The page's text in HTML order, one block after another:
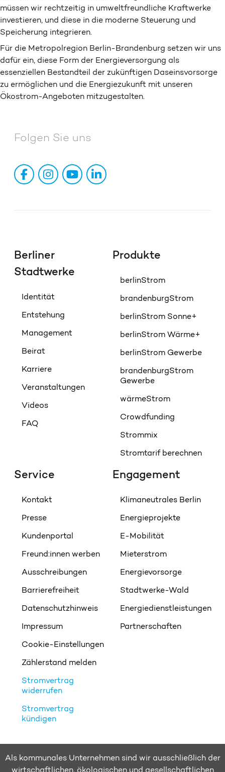
müssen wir rechtzeitig in umweltfreundliche Kraftwerke
investieren, und diese in die moderne Steuerung und
Speicherung integrieren.
Für die Metropolregion Berlin-Brandenburg setzen wir uns
dafür ein, diese Form der Energieversorgung als
essenziellen Bestandteil der zukünftigen Daseinsvorsorge
zu ermöglichen und die Energiezukunft mit unseren
Ökostrom-Angeboten mitzugestalten.
Folgen Sie uns
Berliner
Stadtwerke
Identität
Entstehung
Management
Beirat
Karriere
Veranstaltungen
Videos
FAQ
Produkte
berlinStrom
brandenburgStrom
berlinStrom Sonne+
berlinStrom Wärme+
berlinStrom Gewerbe
brandenburgStrom
Gewerbe
wärmeStrom
Crowdfunding
Strommix
Stromtarif berechnen
Service
Kontakt
Presse
Kundenportal
Freund:innen werben
Ausschreibungen
Barrierefreiheit
Datenschutzhinweis
Impressum
Cookie-Einstellungen
Zählerstand melden
Stromvertrag
widerrufen
Stromvertrag
kündigen
Engagement
Klimaneutrales Berlin
Energieprojekte
E-Mobilität
Mieterstrom
Energievorsorge
Stadtwerke-Wald
Energiedienstleistungen
Partnerschaften
Als kommunales Unternehmen sind wir ausschließlich der
wirtschaftlichen, ökologischen und gesellschaftlichen